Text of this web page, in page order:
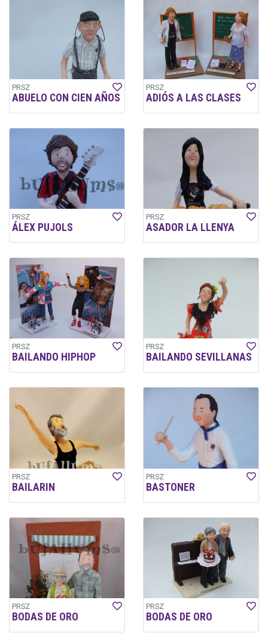
PRSZ
ABUELO CON CIEN AÑOS
PRSZ
ADIÓS A LAS CLASES
PRSZ
ÁLEX PUJOLS
PRSZ
ASADOR LA LLENYA
PRSZ
BAILANDO HIPHOP
PRSZ
BAILANDO SEVILLANAS
PRSZ
BAILARIN
PRSZ
BASTONER
PRSZ
BODAS DE ORO
PRSZ
BODAS DE ORO